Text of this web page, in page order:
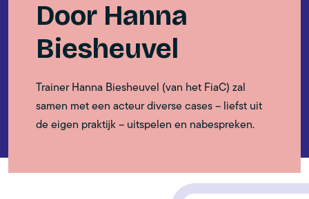
Door Hanna
Biesheuvel
Trainer Hanna Biesheuvel (van het FiaC) zal
samen met een acteur diverse cases – liefst uit
de eigen praktijk – uitspelen en nabespreken.